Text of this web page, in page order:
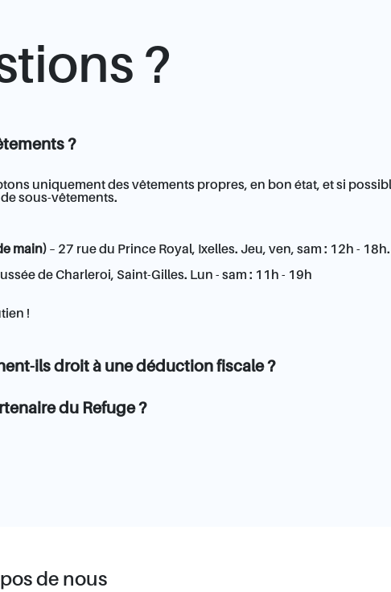
?
?
uniquement des vêtements propres, en bon état, et si
sous-vêtements.
main) – 27 rue du Prince Royal, Ixelles. Jeu, ven, sam : 12h -
de Charleroi, Saint-Gilles. Lun - sam : 11h - 19h
!
ils droit à une déduction fiscale ?
du Refuge ?
de nous